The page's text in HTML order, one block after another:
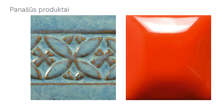
Panašūs produktai